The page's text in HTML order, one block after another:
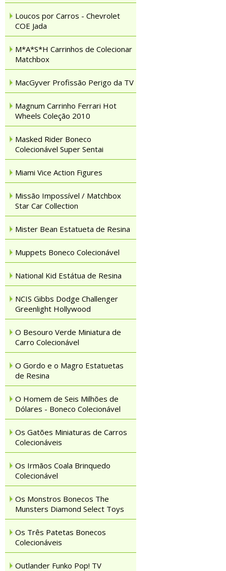
Loucos por Carros - Chevrolet
COE Jada
M*A*S*H Carrinhos de Colecionar
Matchbox
MacGyver Profissão Perigo da TV
Magnum Carrinho Ferrari Hot
Wheels Coleção 2010
Masked Rider Boneco
Colecionável Super Sentai
Miami Vice Action Figures
Missão Impossível / Matchbox
Star Car Collection
Mister Bean Estatueta de Resina
Muppets Boneco Colecionável
National Kid Estátua de Resina
NCIS Gibbs Dodge Challenger
Greenlight Hollywood
O Besouro Verde Miniatura de
Carro Colecionável
O Gordo e o Magro Estatuetas
de Resina
O Homem de Seis Milhões de
Dólares - Boneco Colecionável
Os Gatões Miniaturas de Carros
Colecionáveis
Os Irmãos Coala Brinquedo
Colecionável
Os Monstros Bonecos The
Munsters Diamond Select Toys
Os Três Patetas Bonecos
Colecionáveis
Outlander Funko Pop! TV